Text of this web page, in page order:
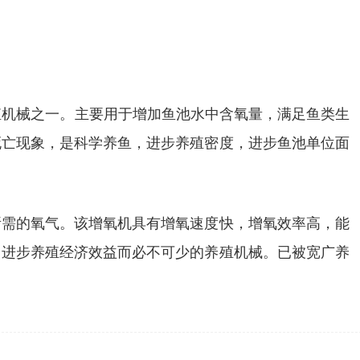
械之一。主要用于增加鱼池水中含氧量，满足鱼类生
现象，是科学养鱼，进步养殖密度，进步鱼池单位面
的氧气。该增氧机具有增氧速度快，增氧效率高，能
步养殖经济效益而必不可少的养殖机械。已被宽广养